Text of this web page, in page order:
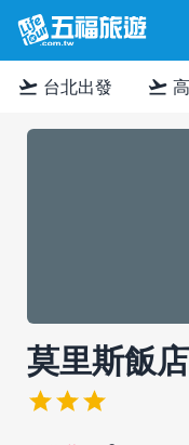
flight_takeoff 台北出發 flight_takeoff
莫里斯飯